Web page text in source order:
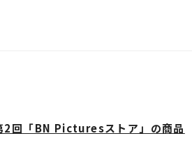
2回「BN Picturesストア」の商品